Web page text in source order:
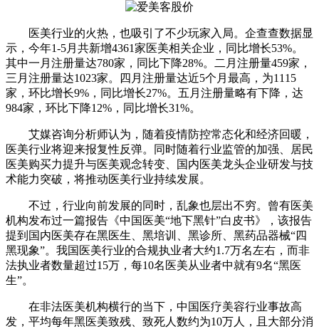
医美行业的火热，也吸引了不少玩家入局。企查查数据显
示，今年1-5月共新增4361家医美相关企业，同比增长53%。
其中一月注册量达780家，同比下降28%。二月注册量459家，
三月注册量达1023家。四月注册量达近5个月最高，为1115
家，环比增长9%，同比增长27%。五月注册量略有下降，达
984家，环比下降12%，同比增长31%。
艾媒咨询分析师认为，随着疫情防控常态化和经济回暖，
医美行业将迎来报复性反弹。同时随着行业监管的加强、居民
医美购买力提升与医美观念转变、国内医美龙头企业研发与技
术能力突破，将推动医美行业持续发展。
不过，行业向前发展的同时，乱象也层出不穷。曾有医美
机构发布过一篇报告《中国医美“地下黑针”白皮书》，该报告
提到国内医美存在黑医生、黑培训、黑诊所、黑药品器械“四
黑现象”。我国医美行业的合规执业者大约1.7万名左右，而非
法执业者数量超过15万，每10名医美从业者中就有9名“黑医
生”。
在非法医美机构横行的当下，中国医疗美容行业事故高
发，平均每年黑医美致残、致死人数约为10万人，且大部分消